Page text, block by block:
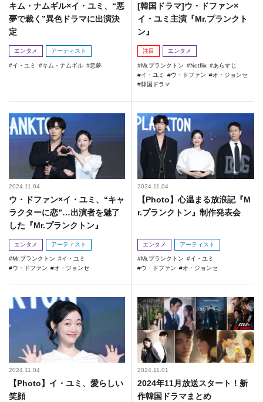
キム・ナムギル×イ・ユミ、“悪
夢で裁く”異色ドラマに出演決
定
エンタメ アーティスト
イ・ユミ キム・ナムギル 悪夢
[韓国ドラマ]ウ・ドファン×
イ・ユミ主演『Mr.プランクト
ン』
注目 エンタメ
Mr.プランクトン Netflix
あらすじ
イ・ユミ
ウ・ドファン
オ・ジョンセ
韓国ドラマ
2024.11.04
ウ・ドファン×イ・ユミ、“キャ
ラクターに恋”…出演者を魅了
した『Mr.プランクトン』
エンタメ アーティスト
Mr.プランクトン
イ・ユミ
ウ・ドファン
オ・ジョンセ
2024.11.04
【Photo】心温まる放浪記『M
r.プランクトン』制作発表会
エンタメ アーティスト
Mr.プランクトン
イ・ユミ
ウ・ドファン
オ・ジョンセ
2024.11.04
【Photo】イ・ユミ、愛らしい
笑顔
2024.11.01
2024年11月放送スタート！新
作韓国ドラマまとめ